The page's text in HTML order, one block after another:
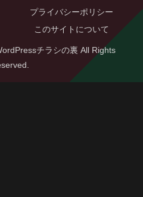
プライバシーポリシー
このサイトについて
チラシの裏 All Rights